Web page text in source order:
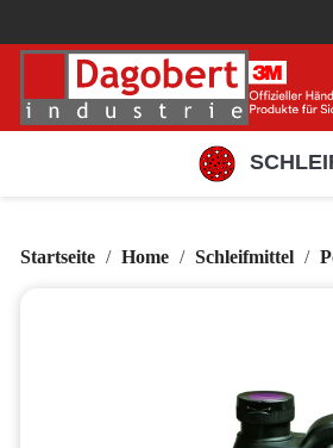
Startseite Home Schleifmittel